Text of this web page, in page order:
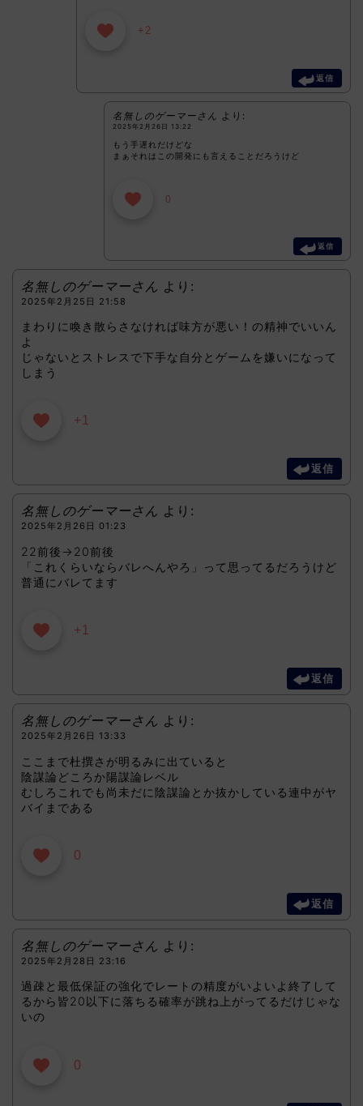
+2
返信
名無しのゲーマーさん より:
2025年2月26日 13:22
もう手遅れだけどな
まぁそれはこの開発にも言えることだろうけど
0
返信
名無しのゲーマーさん より:
2025年2月25日 21:58
まわりに喚き散らさなければ味方が悪い！の精神でいいん
よ
じゃないとストレスで下手な自分とゲームを嫌いになって
しまう
+1
返信
名無しのゲーマーさん より:
2025年2月26日 01:23
22前後→20前後
「これくらいならバレへんやろ」って思ってるだろうけど
普通にバレてます
+1
返信
名無しのゲーマーさん より:
2025年2月26日 13:33
ここまで杜撰さが明るみに出ていると
陰謀論どころか陽謀論レベル
むしろこれでも尚未だに陰謀論とか抜かしている連中がヤ
バイまである
0
返信
名無しのゲーマーさん より:
2025年2月28日 23:16
過疎と最低保証の強化でレートの精度がいよいよ終了して
るから皆20以下に落ちる確率が跳ね上がってるだけじゃな
いの
0